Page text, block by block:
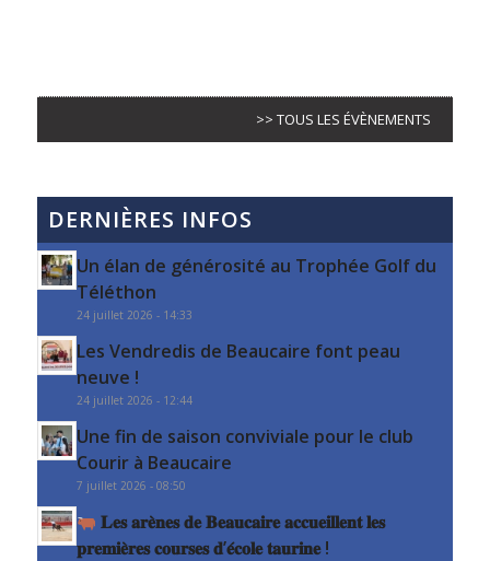
>> TOUS LES ÉVÈNEMENTS
DERNIÈRES INFOS
Un élan de générosité au Trophée Golf du
Téléthon
24 juillet 2026 - 14:33
Les Vendredis de Beaucaire font peau
neuve !
24 juillet 2026 - 12:44
Une fin de saison conviviale pour le club
Courir à Beaucaire
7 juillet 2026 - 08:50
𝐋𝐞𝐬 𝐚𝐫𝐞̀𝐧𝐞𝐬 𝐝𝐞 𝐁𝐞𝐚𝐮𝐜𝐚𝐢𝐫𝐞 𝐚𝐜𝐜𝐮𝐞𝐢𝐥𝐥𝐞𝐧𝐭 𝐥𝐞𝐬
𝐩𝐫𝐞𝐦𝐢𝐞̀𝐫𝐞𝐬 𝐜𝐨𝐮𝐫𝐬𝐞𝐬 𝐝’𝐞́𝐜𝐨𝐥𝐞 𝐭𝐚𝐮𝐫𝐢𝐧𝐞 !